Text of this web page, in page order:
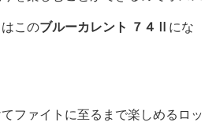
このブルーカレント ７４Ⅱ にな
ファイトに至るまで楽しめるロッ